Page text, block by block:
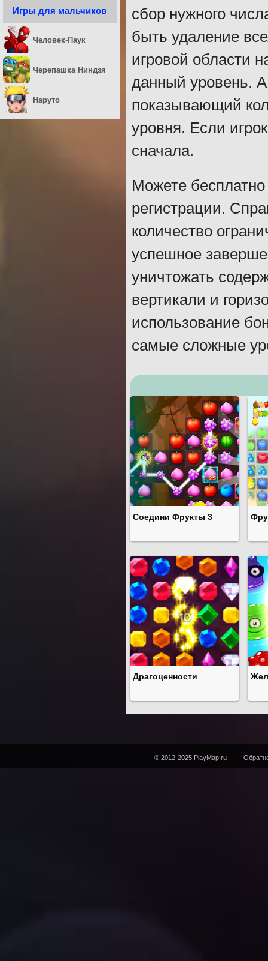
сбор нужного
быть удаление
игровой области
данный уровень.
показывающий
уровня. Если
сначала.
Можете
регистрации.
количество
успешное
уничтожать
вертикали и
использование
самые сложные
Соедини Фрукты 3
Драгоценности
Игры для мальчиков
Человек-Паук
Черепашка Ниндзя
Наруто
© 2012-2025 PlayMap.ru